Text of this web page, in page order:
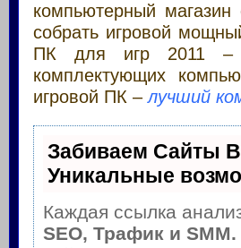
компьютерный
собрать игровой
ПК для игр 2011 –
комплектующих
игровой ПК –лучший
Забиваем Сайты
Уникальные
Каждая ссылка
SEO, Трафик и SMM.